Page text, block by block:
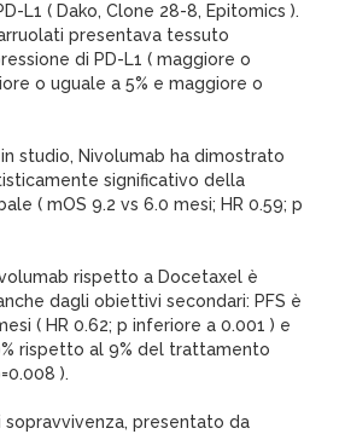
L1 ( Dako, Clone 28-8, Epitomics ).
presentava tessuto
di PD-L1 ( maggiore o
o uguale a 5% e maggiore o
studio, Nivolumab ha dimostrato
significativo della
( mOS 9.2 vs 6.0 mesi; HR 0.59; p
rispetto a Docetaxel è
dagli obiettivi secondari: PFS è
( HR 0.62; p inferiore a 0.001 ) e
rispetto al 9% del trattamento
).
sopravvivenza, presentato da